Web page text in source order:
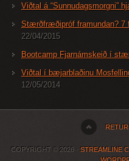
Viðtal á “Sunnudagsmorgni”
Stærðfræðipróf framundan? 7
22/04/2015
Bootcamp Fjarnámskeið í
Viðtal í bæjarblaðinu
12/05/2014
COPYRIGHT © 2026 · STREAMLINE